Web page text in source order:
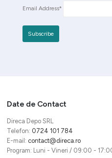
Email Address*
Date de Contact
Direca Depo SRL
Telefon: 0724 101 784
E-mail: contact@direca.ro
Program: Luni - Vineri / 09:00 -